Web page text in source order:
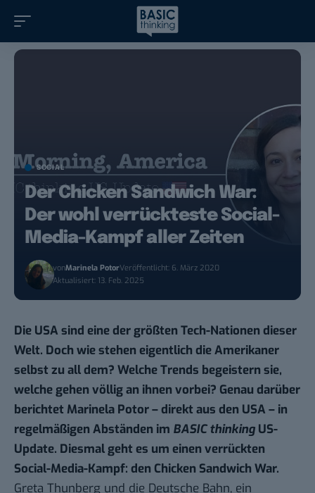
SOCIAL
Der Chicken Sandwich War:
Der wohl verrückteste Social-
Media-Kampf aller Zeiten
vonMarinela PotorVeröffentlicht: 6. März 2020
Aktualisiert: 13. Feb. 2025
Die USA sind eine der größten Tech-Nationen dieser
Welt. Doch wie stehen eigentlich die Amerikaner
selbst zu all dem? Welche Trends begeistern sie,
welche gehen völlig an ihnen vorbei? Genau darüber
berichtet Marinela Potor – direkt aus den USA – in
regelmäßigen Abständen im BASIC thinking US-
Update. Diesmal geht es um einen verrückten
Social-Media-Kampf: den Chicken Sandwich War.
Greta Thunberg und die Deutsche Bahn, ein